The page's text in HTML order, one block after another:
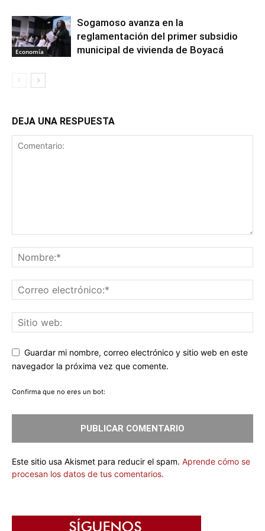
Economía
Sogamoso avanza en la
reglamentación del primer subsidio
municipal de vivienda de Boyacá
DEJA UNA RESPUESTA
Guardar mi nombre, correo electrónico y sitio web en este
navegador la próxima vez que comente.
Confirma que no eres un bot:
Este sitio usa Akismet para reducir el spam. Aprende cómo se
procesan los datos de tus comentarios.